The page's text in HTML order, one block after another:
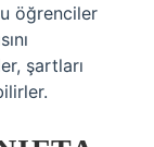
öğrenciler
şartları